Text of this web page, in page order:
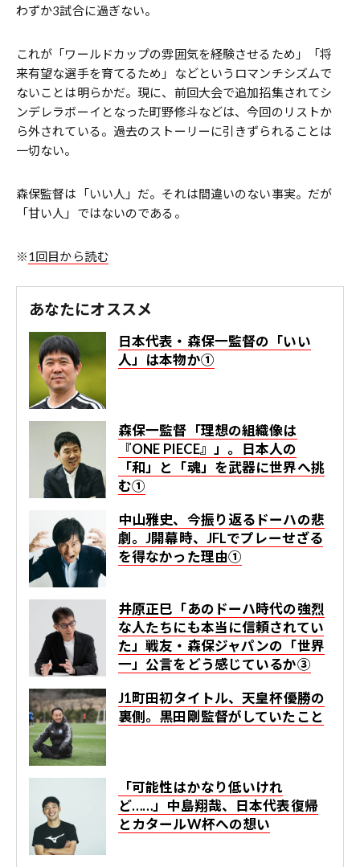
わずか3試合に過ぎない。
これが「ワールドカップの雰囲気を経験させるため」「将
来有望な選手を育てるため」などというロマンチシズムで
ないことは明らかだ。現に、前回大会で追加招集されてシ
ンデレラボーイとなった町野修斗などは、今回のリストか
ら外されている。過去のストーリーに引きずられることは
一切ない。
森保監督は「いい人」だ。それは間違いのない事実。だが
「甘い人」ではないのである。
※1回目から読む
あなたにオススメ
日本代表・森保一監督の「いい
人」は本物か①
森保一監督「理想の組織像は
『ONE PIECE』」。日本人の
「和」と「魂」を武器に世界へ挑
む①
中山雅史、今振り返るドーハの悲
劇。J開幕時、JFLでプレーせざる
を得なかった理由①
井原正巳「あのドーハ時代の強烈
な人たちにも本当に信頼されてい
た」戦友・森保ジャパンの「世界
一」公言をどう感じているか③
J1町田初タイトル、天皇杯優勝の
裏側。黒田剛監督がしていたこと
「可能性はかなり低いけれ
ど……」中島翔哉、日本代表復帰
とカタールW杯への想い